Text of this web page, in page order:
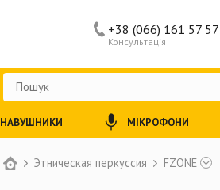
Этническая перкуссия FZONE
Консультація
+38 (066) 161 57 57
НАВУШНИКИ МІКРОФОНИ